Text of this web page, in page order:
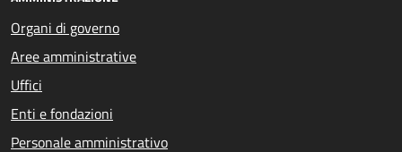
Organi di governo
Aree amministrative
Uffici
Enti e fondazioni
Personale amministrativo